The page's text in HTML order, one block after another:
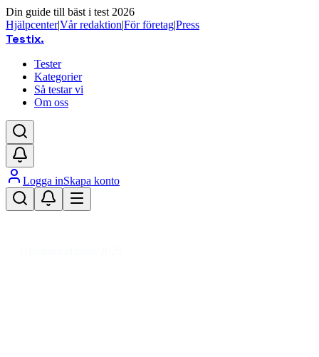
Din guide till bäst i test 2026
Hjälpcenter|Vår redaktion|För företag|Press
Testix.
Tester
Kategorier
Så testar vi
Om oss
Logga inSkapa konto